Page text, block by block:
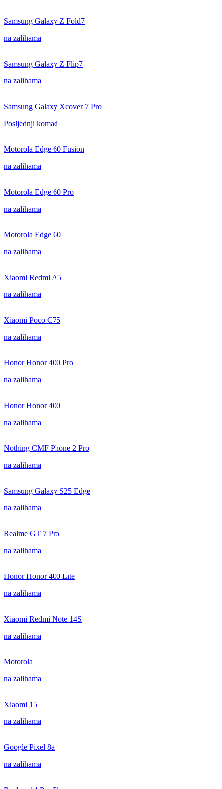
Samsung Galaxy Z Fold7
na zalihama
Samsung Galaxy Z Flip7
na zalihama
Samsung Galaxy Xcover 7 Pro
Posljednji komad
Motorola Edge 60 Fusion
na zalihama
Motorola Edge 60 Pro
na zalihama
Motorola Edge 60
na zalihama
Xiaomi Redmi A5
na zalihama
Xiaomi Poco C75
na zalihama
Honor Honor 400 Pro
na zalihama
Honor Honor 400
na zalihama
Nothing CMF Phone 2 Pro
na zalihama
Samsung Galaxy S25 Edge
na zalihama
Realme GT 7 Pro
na zalihama
Honor Honor 400 Lite
na zalihama
Xiaomi Redmi Note 14S
na zalihama
Motorola
na zalihama
Xiaomi 15
na zalihama
Google Pixel 8a
na zalihama